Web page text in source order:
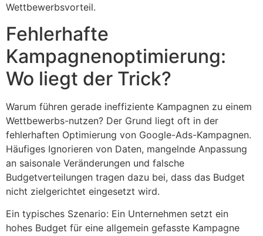
Wettbewerbsvorteil.
Fehlerhafte
Kampagnenoptimierung:
Wo liegt der Trick?
Warum führen gerade ineffiziente Kampagnen zu einem
Wettbewerbs-nutzen? Der Grund liegt oft in der
fehlerhaften Optimierung von Google-Ads-Kampagnen.
Häufiges Ignorieren von Daten, mangelnde Anpassung
an saisonale Veränderungen und falsche
Budgetverteilungen tragen dazu bei, dass das Budget
nicht zielgerichtet eingesetzt wird.
Ein typisches Szenario: Ein Unternehmen setzt ein
hohes Budget für eine allgemein gefasste Kampagne